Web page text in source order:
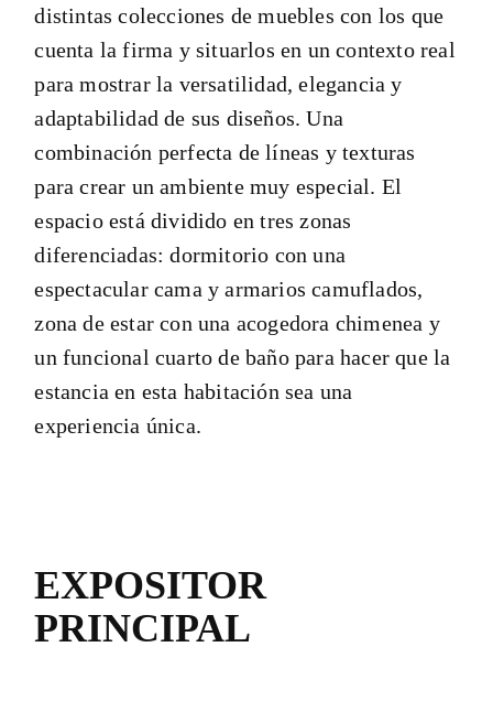
distintas colecciones de muebles con los que
cuenta la firma y situarlos en un contexto real
para mostrar la versatilidad, elegancia y
adaptabilidad de sus diseños. Una
combinación perfecta de líneas y texturas
para crear un ambiente muy especial. El
espacio está dividido en tres zonas
diferenciadas: dormitorio con una
espectacular cama y armarios camuflados,
zona de estar con una acogedora chimenea y
un funcional cuarto de baño para hacer que la
estancia en esta habitación sea una
experiencia única.
EXPOSITOR
PRINCIPAL